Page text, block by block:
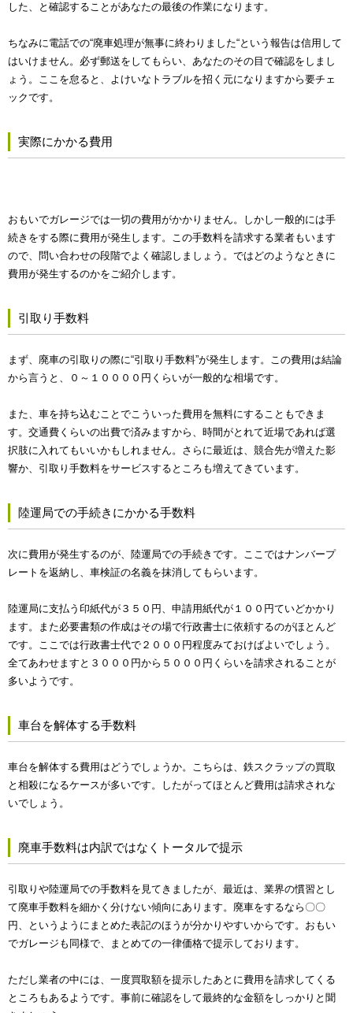
した、と確認することがあなたの最後の作業になります。
ちなみに電話での“廃車処理が無事に終わりました“という報告は信用して
はいけません。必ず郵送をしてもらい、あなたのその目で確認をしまし
ょう。ここを怠ると、よけいなトラブルを招く元になりますから要チェ
ックです。
実際にかかる費用
おもいでガレージでは一切の費用がかかりません。しかし一般的には手
続きをする際に費用が発生します。この手数料を請求する業者もいます
ので、問い合わせの段階でよく確認しましょう。ではどのようなときに
費用が発生するのかをご紹介します。
引取り手数料
まず、廃車の引取りの際に“引取り手数料”が発生します。この費用は結論
から言うと、０～１００００円くらいが一般的な相場です。
また、車を持ち込むことでこういった費用を無料にすることもできま
す。交通費くらいの出費で済みますから、時間がとれて近場であれば選
択肢に入れてもいいかもしれません。さらに最近は、競合先が増えた影
響か、引取り手数料をサービスするところも増えてきています。
陸運局での手続きにかかる手数料
次に費用が発生するのが、陸運局での手続きです。ここではナンバープ
レートを返納し、車検証の名義を抹消してもらいます。
陸運局に支払う印紙代が３５０円、申請用紙代が１００円ていどかかり
ます。また必要書類の作成はその場で行政書士に依頼するのがほとんど
です。ここでは行政書士代で２０００円程度みておけばよいでしょう。
全てあわせますと３０００円から５０００円くらいを請求されることが
多いようです。
車台を解体する手数料
車台を解体する費用はどうでしょうか。こちらは、鉄スクラップの買取
と相殺になるケースが多いです。したがってほとんど費用は請求されな
いでしょう。
廃車手数料は内訳ではなくトータルで提示
引取りや陸運局での手数料を見てきましたが、最近は、業界の慣習とし
て廃車手数料を細かく分けない傾向にあります。廃車をするなら〇〇
円、というようにまとめた表記のほうが分かりやすいからです。おもい
でガレージも同様で、まとめての一律価格で提示しております。
ただし業者の中には、一度買取額を提示したあとに費用を請求してくる
ところもあるようです。事前に確認をして最終的な金額をしっかりと聞